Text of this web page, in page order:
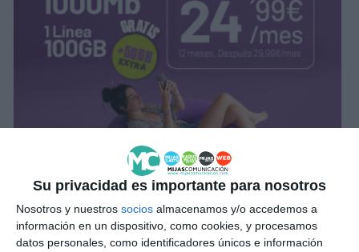
Su privacidad es importante para nosotros
Nosotros y nuestros socios almacenamos y/o accedemos a
información en un dispositivo, como cookies, y procesamos
datos personales, como identificadores únicos e información